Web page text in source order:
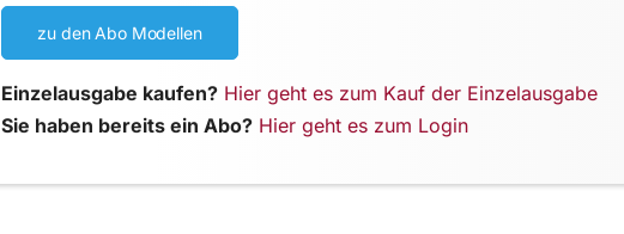
zu den Abo Modellen
Einzelausgabe kaufen? Hier geht es zum Kauf der Einzelausgabe
Sie haben bereits ein Abo? Hier geht es zum Login